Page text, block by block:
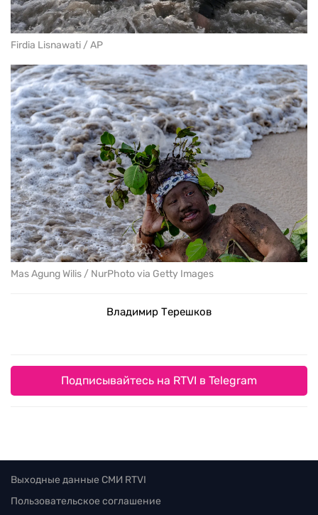
Firdia Lisnawati / AP
Mas Agung Wilis / NurPhoto via Getty Images
Владимир Терешков
Подписывайтесь на RTVI в Telegram
Выходные данные СМИ RTVI
Пользовательское соглашение